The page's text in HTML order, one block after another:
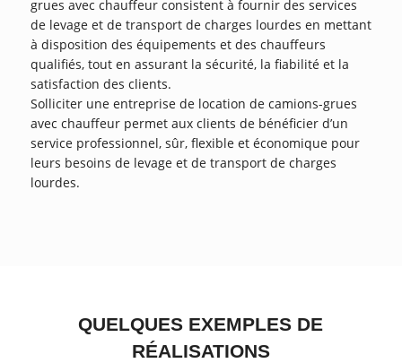
grues avec chauffeur consistent à fournir des services
de levage et de transport de charges lourdes en mettant
à disposition des équipements et des chauffeurs
qualifiés, tout en assurant la sécurité, la fiabilité et la
satisfaction des clients.
Solliciter une entreprise de location de camions-grues
avec chauffeur permet aux clients de bénéficier d’un
service professionnel, sûr, flexible et économique pour
leurs besoins de levage et de transport de charges
lourdes.
QUELQUES EXEMPLES DE
RÉALISATIONS